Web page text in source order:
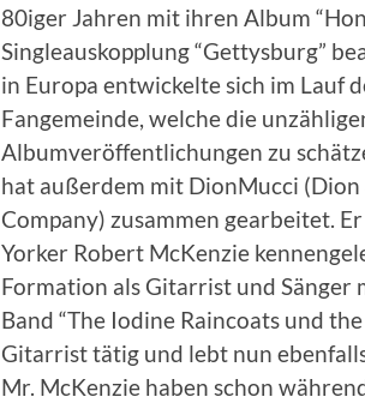
80iger Jahren mit ihren Album
Singleauskopplung “Gettysburg”
in Europa entwickelte sich im Lauf
Fangemeinde, welche die
Albumveröffentlichungen zu
hat außerdem mit DionMucci (Dion
Company) zusammen gearbeitet.
Yorker Robert McKenzie
Formation als Gitarrist und
Band “The Iodine Raincoats und
Gitarrist tätig und lebt nun
Mr. McKenzie haben schon